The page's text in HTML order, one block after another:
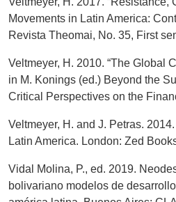
Movements in Latin America:
Revista Theomai, No. 35, First
Veltmeyer, H. 2010. “The Global
in M. Konings (ed.) Beyond the
Critical Perspectives on the
Veltmeyer, H. and J. Petras.
Latin America. London: Zed
Vidal Molina, P., ed. 2019.
bolivariano modelos de